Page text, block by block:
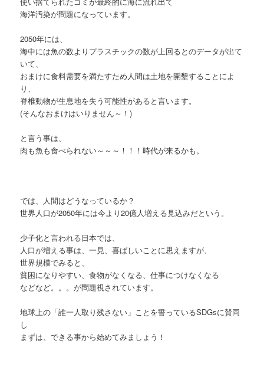
海洋汚染が問題になっています。
2050年には、
海中には魚の数よりプラスチックの数が上回るとのデータが出て
いて、
おまけに食料需要を満たすため人間は土地を開墾することによ
り、
脊椎動物が生息地を失う可能性があると言います。
(そんなおまけはいりません～！)
と言う事は、
肉も魚も食べられない～～～！！！時代が来るかも。
では、人間はどうなっているか？
世界人口が2050年には今より20億人増える見込みだという。
少子化と言われる日本では、
人口が増える事は、一見、喜ばしいことに思えますが、
世界規模でみると、
貧困になりやすい、食物がなくなる、仕事につけなくなる
などなど。。。が問題視されています。
地球上の「誰一人取り残さない」ことを誓っているSDGsに賛同
し
まずは、できる事から始めてみましょう！